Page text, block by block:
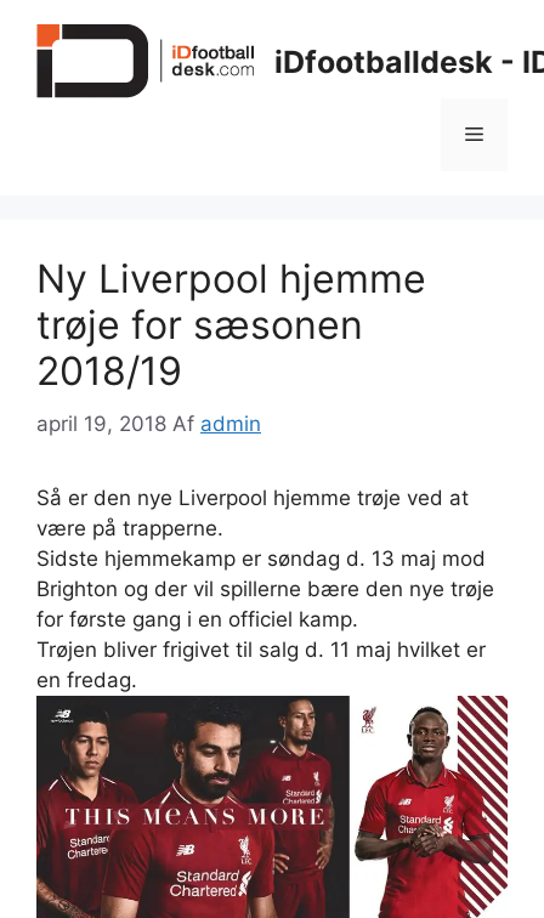
iDfootballdesk -
Menu
Ny Liverpool hjemme
trøje for sæsonen
2018/19
april 19, 2018 Af admin
Så er den nye Liverpool hjemme trøje ved at
være på trapperne.
Sidste hjemmekamp er søndag d. 13 maj mod
Brighton og der vil spillerne bære den nye trøje
for første gang i en officiel kamp.
Trøjen bliver frigivet til salg d. 11 maj hvilket er
en fredag.